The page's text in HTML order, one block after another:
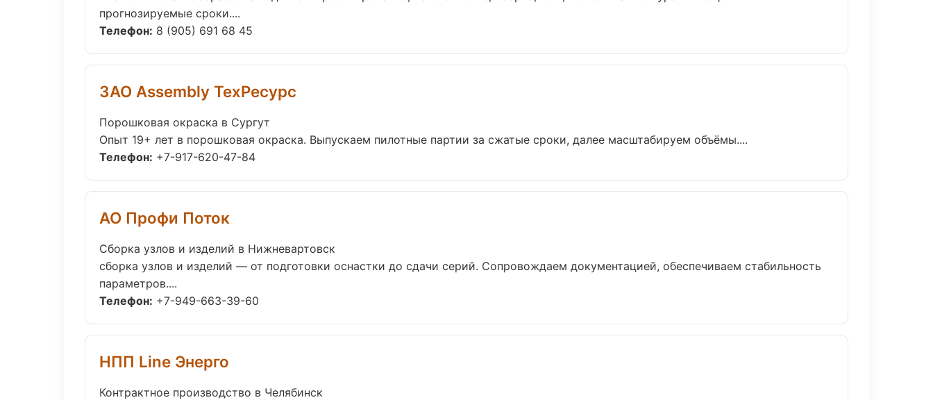
прогнозируемые сроки....
Телефон: 8 (905) 691 68 45
ЗАО Assembly ТехРесурс
Порошковая окраска в Сургут
Опыт 19+ лет в порошковая окраска. Выпускаем пилотные партии за сжатые сроки, далее масштабируем объёмы....
Телефон: +7-917-620-47-84
АО Профи Поток
Сборка узлов и изделий в Нижневартовск
сборка узлов и изделий — от подготовки оснастки до сдачи серий. Сопровождаем документацией, обеспечиваем стабильность
параметров....
Телефон: +7-949-663-39-60
НПП Line Энерго
Контрактное производство в Челябинск